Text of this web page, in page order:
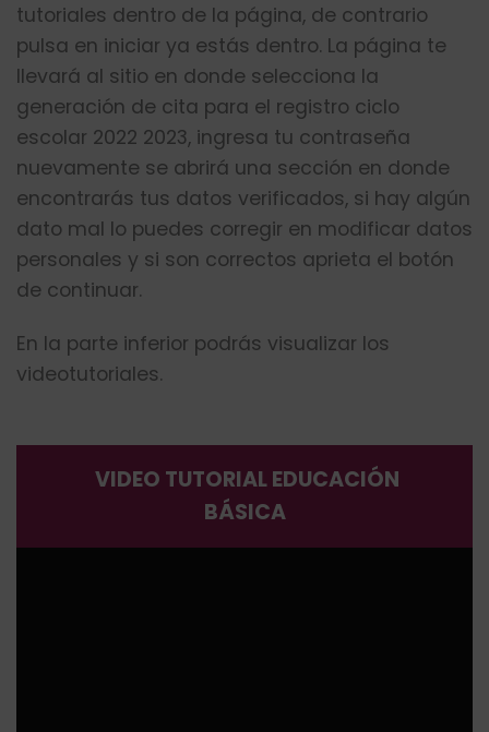
tutoriales dentro de la página, de contrario
pulsa en iniciar ya estás dentro. La página te
llevará al sitio en donde selecciona la
generación de cita para el registro ciclo
escolar 2022 2023, ingresa tu contraseña
nuevamente se abrirá una sección en donde
encontrarás tus datos verificados, si hay algún
dato mal lo puedes corregir en modificar datos
personales y si son correctos aprieta el botón
de continuar.
En la parte inferior podrás visualizar los
videotutoriales.
VIDEO TUTORIAL EDUCACIÓN
BÁSICA